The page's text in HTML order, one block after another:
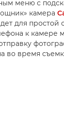
меню с
камера
для простой
к камере
во время